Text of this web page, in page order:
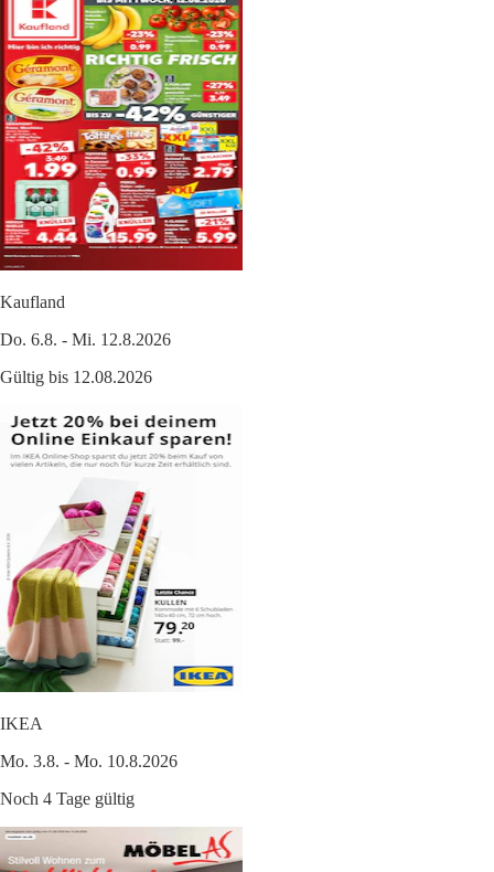
Kaufland
Do. 6.8. - Mi. 12.8.2026
Gültig bis 12.08.2026
IKEA
Mo. 3.8. - Mo. 10.8.2026
Noch 4 Tage gültig